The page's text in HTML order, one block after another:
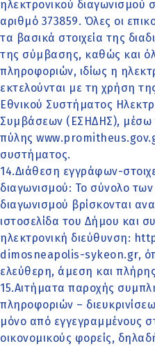
ηλεκτρονικού διαγωνισµού
αριθµό 373859. Όλες οι
τα βασικά στοιχεία της
της σύμβασης, καθώς και
πληροφοριών, ιδίως η
εκτελούνται με τη χρήση
Εθνικού Συστήματος
Συμβάσεων (ΕΣΗΔΗΣ), μέσω
πύλης
συστήματος.
14.Διάθεση εγγράφων-
διαγωνισμού: Το σύνολο
διαγωνισμού βρίσκονται
ιστοσελίδα του Δήμου και
ηλεκτρονική διεύθυνση:
dimosneapolis-sykeon.gr,
ελεύθερη, άμεση και
15.Αιτήματα παροχής
πληροφοριών –
μόνο από εγγεγραμμένους
οικονομικούς φορείς,